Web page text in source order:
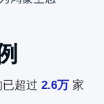
超过 2.6万家